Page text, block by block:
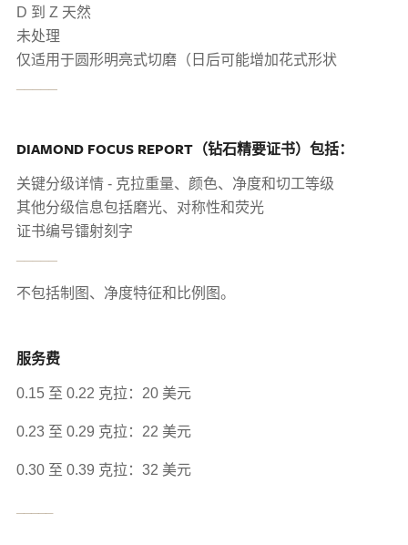
D 到 Z 天然
未处理
仅适用于圆形明亮式切磨（日后可能增加花式形状
DIAMOND FOCUS REPORT（钻石精要证书）包括：
关键分级详情 - 克拉重量、颜色、净度和切工等级
其他分级信息包括磨光、对称性和荧光
证书编号镭射刻字
不包括制图、净度特征和比例图。
服务费
0.15 至 0.22 克拉：20 美元
0.23 至 0.29 克拉：22 美元
0.30 至 0.39 克拉：32 美元